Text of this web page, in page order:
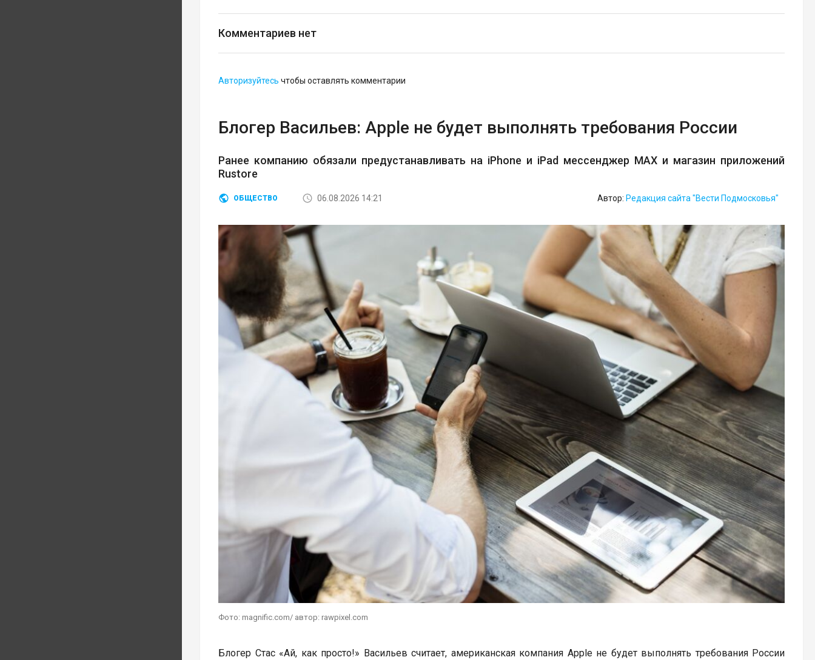
Комментариев нет
Авторизуйтесь чтобы оставлять комментарии
Блогер Васильев: Apple не будет выполнять требования России
Ранее компанию обязали предустанавливать на iPhone и iPad мессенджер MAX и магазин приложений
Rustore
ОБЩЕСТВО 06.08.2026 14:21 Автор: Редакция сайта "Вести Подмосковья"
Фото: magnific.com/ автор: rawpixel.com
Блогер Стас «Ай, как просто!» Васильев считает, американская компания Apple не будет выполнять требования России